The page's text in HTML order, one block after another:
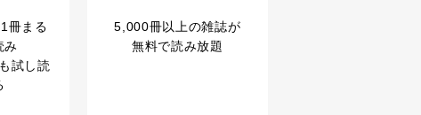
冊まる
み
試し読
5,000冊以上の雑誌が
無料で読み放題